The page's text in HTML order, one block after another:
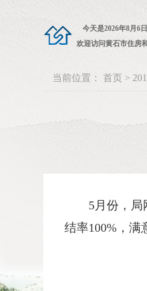
今天是2026年8月6
欢迎访问黄石市住房
当前位置： 首页 >
5月份，局
结率100%，满